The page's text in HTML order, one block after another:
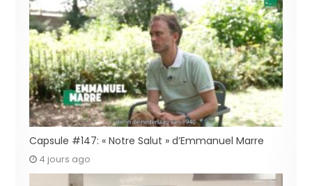
Capsule #147: « Notre Salut » d’Emmanuel Marre
4 jours ago